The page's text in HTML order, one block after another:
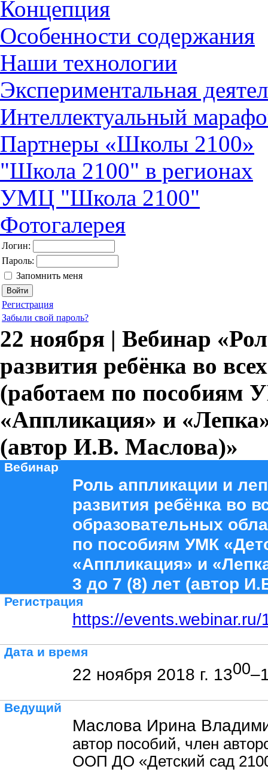
Концепция
Особенности содержания
Наши технологии
Экспериментальная
Интеллектуальный
Партнеры «Школы 2100»
"Школа 2100" в регионах
УМЦ "Школа 2100"
Фотогалерея
Логин:
Пароль:
Запомнить меня
Регистрация
Забыли свой пароль?
22 ноября | Вебинар
развития ребёнка во
(работаем по пособиям
«Аппликация» и
(автор И.В. Маслова)»
Вебинар
Роль аппликации и
развития ребёнка во
образовательных
по пособиям УМК
«Аппликация» и
3 до 7 (8) лет (автор
Регистрация
https://
Дата и время
22 ноября 2018 г. 1300
Ведущий
Маслова Ирина
автор пособий, член
ООП ДО «Детский сад